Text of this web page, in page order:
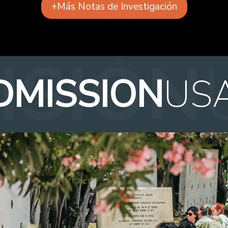
+Más Notas de Investigación